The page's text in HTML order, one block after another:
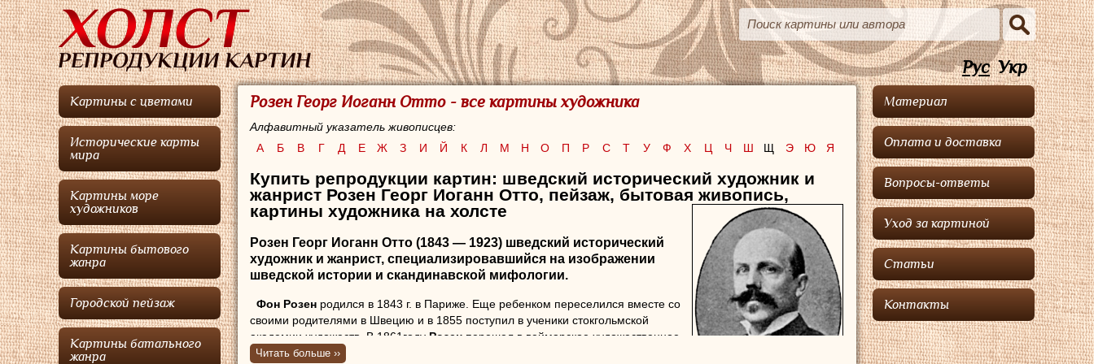
Рус Укр
Картины с цветами
Исторические карты
мира
Картины море
художников
Картины бытового
жанра
Городской пейзаж
Картины батального
жанра
Розен Георг Иоганн Отто - все картины художника
Алфавитный указатель живописцев:
А
Б В Г Д Е Ж З И Й К Л М Н О П Р С Т У Ф Х Ц Ч Ш Щ Э Ю Я
Купить репродукции картин: шведский исторический художник и
жанрист Розен Георг Иоганн Отто, пейзаж, бытовая живопись,
картины художника на холсте
Розен Георг Иоганн Отто (1843 — 1923) шведский исторический
художник и жанрист, специализировавшийся на изображении
шведской истории и скандинавской мифологии.
Фон Розен родился в 1843 г. в Париже. Еще ребенком переселился вместе со
своими родителями в Швецию и в 1855 поступил в ученики стокгольмской
академии художеств. В 1861году Розен перешел в веймарское художественное
училище, но посещал его недолго, и в следующем году поехал в Лондон.
Читать больше ››
Материал
Оплата и доставка
Вопросы-ответы
Уход за картиной
Статьи
Контакты